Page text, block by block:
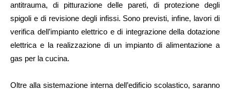
antitrauma, di pitturazione delle pareti, di protezione degli
spigoli e di revisione degli infissi. Sono previsti, infine, lavori di
verifica dell’impianto elettrico e di integrazione della dotazione
elettrica e la realizzazione di un impianto di alimentazione a
gas per la cucina.
Oltre alla sistemazione interna dell’edificio scolastico, saranno